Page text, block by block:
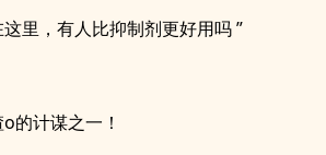
里，有人比抑制剂更好用吗 ”
的计谋之一！